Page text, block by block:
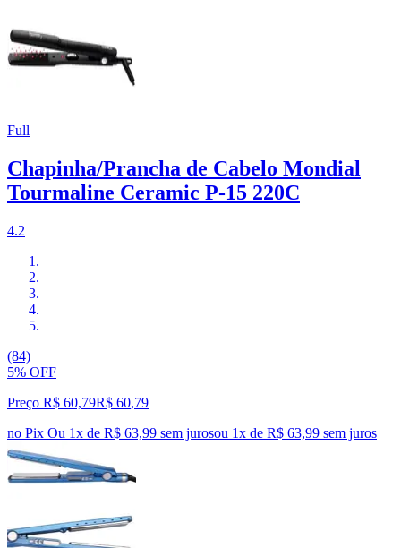
Full
Chapinha/Prancha de Cabelo Mondial
Tourmaline Ceramic P-15 220C
4.2
(84)
5% OFF
Preço R$ 60,79R$ 60,79
no Pix Ou 1x de R$ 63,99 sem jurosou 1x de R$ 63,99 sem juros